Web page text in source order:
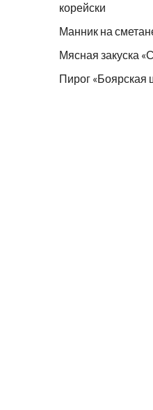
корейски
Манник на
Мясная закуска
Пирог «Боярская